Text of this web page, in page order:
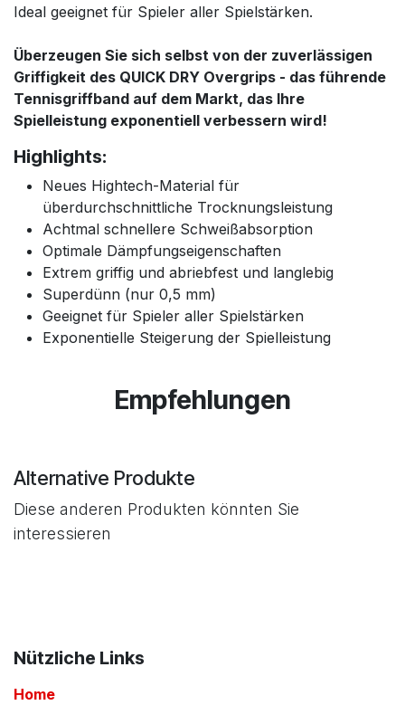
Ideal geeignet für Spieler aller Spielstärken.
Überzeugen Sie sich selbst von der zuverlässigen
Griffigkeit des QUICK DRY Overgrips - das führende
Tennisgriffband auf dem Markt, das Ihre
Spielleistung exponentiell verbessern wird!
Highlights:
Neues Hightech-Material für
überdurchschnittliche Trocknungsleistung
Achtmal schnellere Schweißabsorption
Optimale Dämpfungseigenschaften
Extrem griffig und abriebfest und langlebig
Superdünn (nur 0,5 mm)
Geeignet für Spieler aller Spielstärken
Exponentielle Steigerung der Spielleistung
Empfehlungen
Alternative Produkte
Diese anderen Produkten könnten Sie
interessieren
Nützliche Links
Home